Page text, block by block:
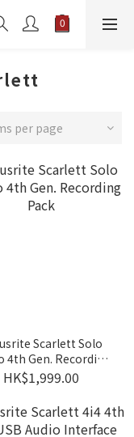
per page
Scarlett Solo
4th Gen. Recording
Pack
HK$1,999.00